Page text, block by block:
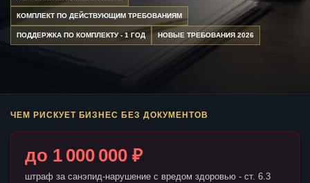
КОМПЛЕКТ ПО ДЕЙСТВУЮЩИМ ТРЕБОВАНИЯМ
ПОДДЕРЖКА ПО КОМПЛЕКТУ - 1 ГОД НОВЫЕ ТРЕБОВАНИЯ 2026
ЧЕМ РИСКУЕТ БИЗНЕС БЕЗ ДОКУМЕНТОВ
до 1 000 000 ₽
штраф за санэпид-нарушение с вредом здоровью - ст. 6.3